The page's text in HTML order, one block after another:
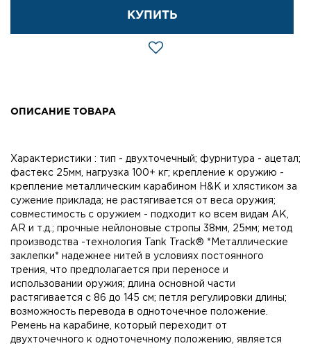
КУПИТЬ
ОПИСАНИЕ ТОВАРА
Характеристики : тип - двухточечный; фурнитура - ацетал;
фастекс 25мм, нагрузка 100+ кг; крепление к оружию -
крепление металлическим карабином H&K и хлястиком за
сужение приклада; не растягивается от веса оружия;
совместимость с оружием - подходит ко всем видам AK,
АR и т.д.; прочные нейлоновые стропы 38мм, 25мм; метод
производства -технология Tank Track® *Металлические
заклепки* надежнее нитей в условиях постоянного
трения, что предполагается при переносе и
использовании оружия; длина основной части
растягивается с 86 до 145 см; петля регулировки длины;
возможность перевода в одноточечное положение.
Ремень на карабине, который переходит от
двухточечного к одноточечному положению, является